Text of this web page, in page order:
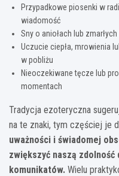
Przypadkowe piosenki w
wiadomość
Sny o aniołach lub
Uczucie ciepła, mrowienia
w pobliżu
Nieoczekiwane tęcze lub
momentach
Tradycja ezoteryczna
na te znaki, tym częściej je
uważności i świadomej
zwiększyć naszą
komunikatów. Wielu